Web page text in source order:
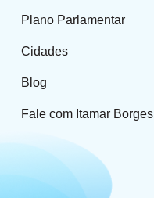
Plano Parlamentar
Cidades
Blog
Fale com Itamar Borges